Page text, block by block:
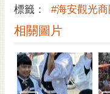
置
標籤： #海安觀光商
相關圖片